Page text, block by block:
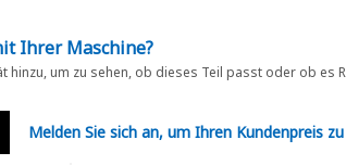
Ihrer Maschine?
hinzu, um zu sehen, ob dieses Teil passt oder ob es
Melden Sie sich an, um Ihren Kundenpreis